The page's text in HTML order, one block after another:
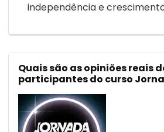
independência e
Quais são as opiniões reais
participantes do curso